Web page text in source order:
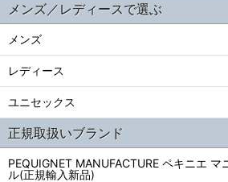
メンズ／レディースで選ぶ
メンズ
レディース
ユニセックス
正規取扱いブランド
PEQUIGNET MANUFACTURE ペキニエ マ
ル(正規輸入新品)